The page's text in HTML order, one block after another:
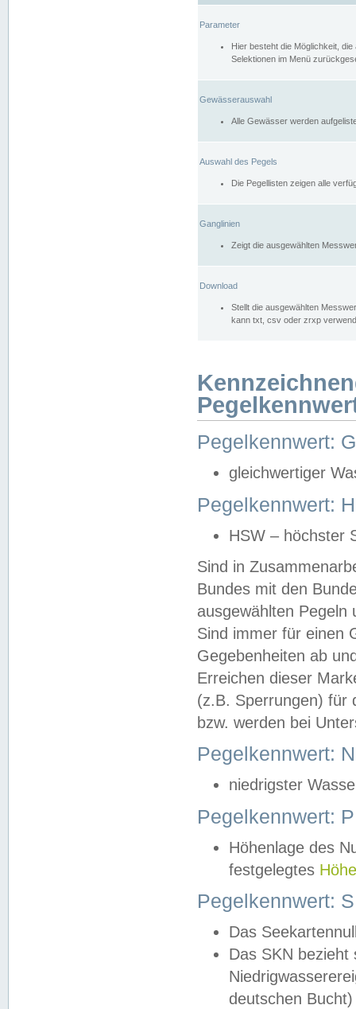
Parameter
Hier besteht die Möglichkeit,
Selektionen im Menü
Gewässerauswahl
Alle Gewässer werden
Auswahl des Pegels
Die Pegellisten zeigen alle
Ganglinien
Zeigt die ausgewählten
Download
Stellt die ausgewählten
kann txt, csv oder zrxp
Pegelkennwert:
gleichwertiger
Pegelkennwert:
HSW – höchster
Sind in
Bundes mit den
ausgewählten
Sind immer für einen
Gegebenheiten ab
Erreichen dieser
(z.B. Sperrungen) für
bzw. werden bei
Pegelkennwert:
niedrigster
Pegelkennwert:
Höhenlage des
festgelegtes
Pegelkennwert:
Das
Das SKN
deutschen